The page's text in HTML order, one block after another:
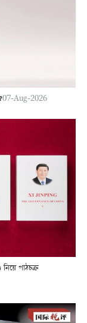
07-Aug-2026
নিয়ে পাঠচক্র